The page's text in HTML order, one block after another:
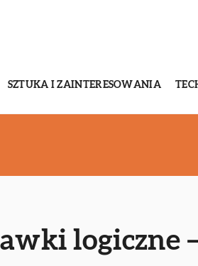
SZTUKA I ZAINTERESOWANIA
logiczne